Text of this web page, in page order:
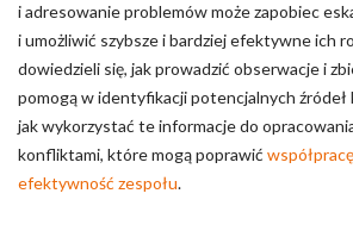
i adresowanie problemów może zapobiec
i umożliwić szybsze i bardziej efektywne ich
dowiedzieli się, jak prowadzić obserwacje i
pomogą w identyfikacji potencjalnych
jak wykorzystać te informacje do
konfliktami, które mogą poprawić współpracę
efektywność zespołu.